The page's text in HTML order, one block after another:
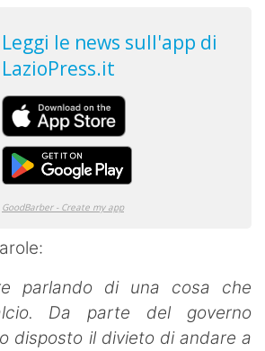
parlando di una cosa che
Da parte del governo
disposto il divieto di andare a